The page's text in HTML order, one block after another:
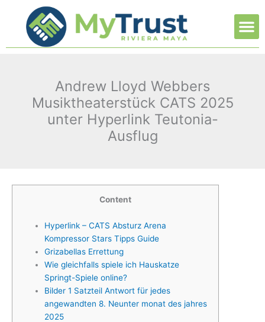
contenido
Andrew Lloyd Webbers
Musiktheaterstück CATS 2025
unter Hyperlink Teutonia-
Ausflug
Content
Hyperlink – CATS Absturz Arena
Kompressor Stars Tipps Guide
Grizabellas Errettung
Wie gleichfalls spiele ich Hauskatze
Springt-Spiele online?
Bilder 1 Satzteil Antwort für jedes
angewandten 8. Neunter monat des jahres
2025